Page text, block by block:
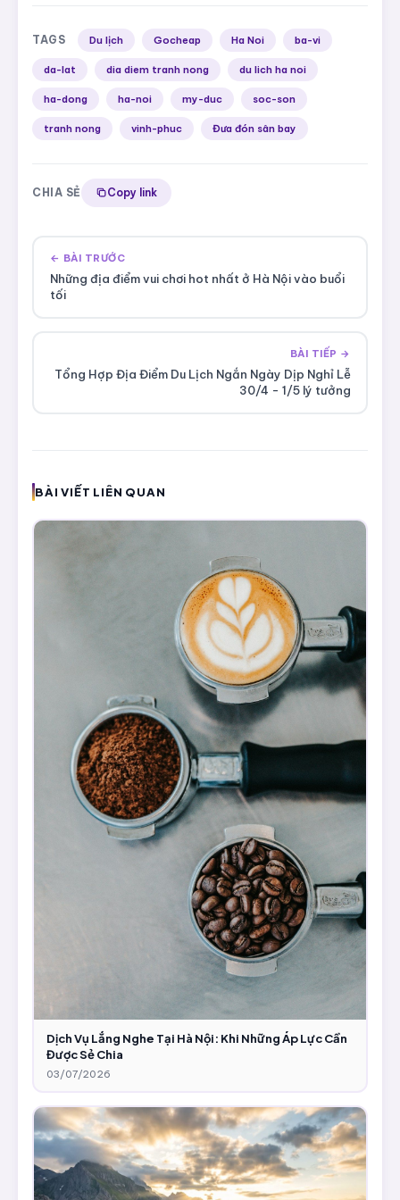
TAGS Du lịch Gocheap Ha Noi ba-vi
da-lat dia diem tranh nong du lich ha noi
ha-dong ha-noi my-duc soc-son
tranh nong vinh-phuc Đưa đón sân bay
CHIA SẺ Copy link
← BÀI TRƯỚC
Những địa điểm vui chơi hot nhất ở Hà Nội vào buổi
tối
BÀI TIẾP →
Tổng Hợp Địa Điểm Du Lịch Ngắn Ngày Dịp Nghỉ Lễ
30/4 - 1/5 lý tưởng
BÀI VIẾT LIÊN QUAN
Dịch Vụ Lắng Nghe Tại Hà Nội: Khi Những Áp Lực Cần
Được Sẻ Chia
03/07/2026